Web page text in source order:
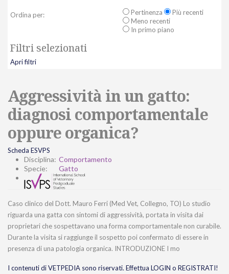
Ordina per: Pertinenza
Più recenti
Meno recenti
In primo piano
Filtri selezionati
Apri filtri
Aggressività in un gatto:
diagnosi comportamentale
oppure organica?
Scheda ESVPS
Disciplina: Comportamento
Specie:
Gatto
Caso clinico del Dott. Mauro Ferri (Med Vet, Collegno, TO) Lo studio
riguarda una gatta con sintomi di aggressività, portata in visita dai
proprietari che sospettavano una forma comportamentale non curabile.
Durante la visita si raggiunge il sospetto poi confermato di essere in
presenza di una patologia organica. INTRODUZIONE I mo
I contenuti di VETPEDIA sono riservati. Effettua LOGIN o REGISTRATI!